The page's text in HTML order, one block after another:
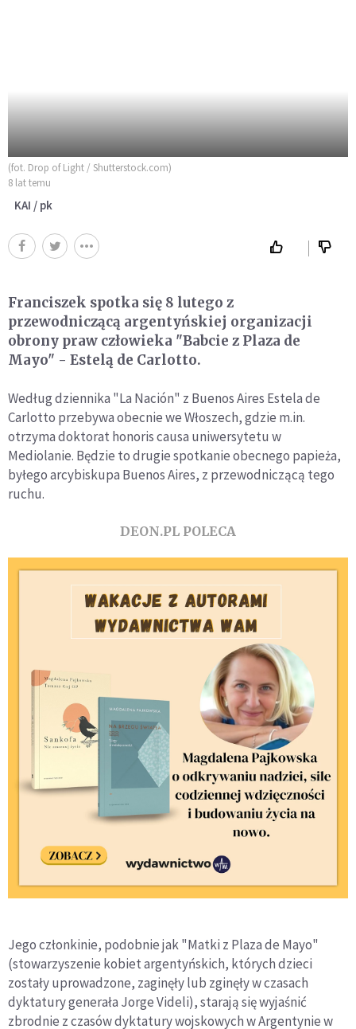
(fot. Drop of Light / Shutterstock.com)
8 lat temu
KAI / pk
Franciszek spotka się 8 lutego z
przewodniczącą argentyńskiej organizacji
obrony praw człowieka "Babcie z Plaza de
Mayo" - Estelą de Carlotto.
Według dziennika "La Nación" z Buenos Aires Estela de
Carlotto przebywa obecnie we Włoszech, gdzie m.in.
otrzyma doktorat honoris causa uniwersytetu w
Mediolanie. Będzie to drugie spotkanie obecnego papieża,
byłego arcybiskupa Buenos Aires, z przewodniczącą tego
ruchu.
DEON.PL POLECA
Jego członkinie, podobnie jak "Matki z Plaza de Mayo"
(stowarzyszenie kobiet argentyńskich, których dzieci
zostały uprowadzone, zaginęły lub zginęły w czasach
dyktatury generała Jorge Videli), starają się wyjaśnić
zbrodnie z czasów dyktatury wojskowych w Argentynie w